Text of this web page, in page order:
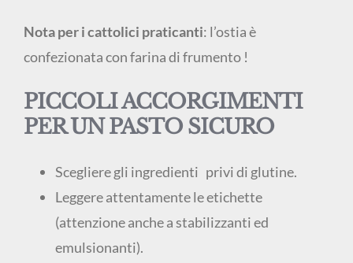
Nota per i cattolici praticanti: l’ostia è
confezionata con farina di frumento !
PICCOLI ACCORGIMENTI
PER UNPASTO SICURO
Scegliere gli ingredienti privi di glutine.
Leggere attentamente le etichette
(attenzione anche a stabilizzanti ed
emulsionanti).